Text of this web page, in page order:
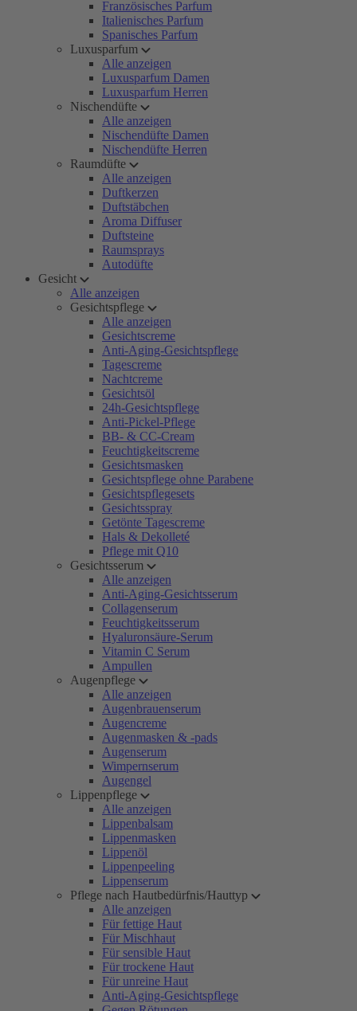
Französisches Parfum
Italienisches Parfum
Spanisches Parfum
Luxusparfum
Alle anzeigen
Luxusparfum Damen
Luxusparfum Herren
Nischendüfte
Alle anzeigen
Nischendüfte Damen
Nischendüfte Herren
Raumdüfte
Alle anzeigen
Duftkerzen
Duftstäbchen
Aroma Diffuser
Duftsteine
Raumsprays
Autodüfte
Gesicht
Alle anzeigen
Gesichtspflege
Alle anzeigen
Gesichtscreme
Anti-Aging-Gesichtspflege
Tagescreme
Nachtcreme
Gesichtsöl
24h-Gesichtspflege
Anti-Pickel-Pflege
BB- & CC-Cream
Feuchtigkeitscreme
Gesichtsmasken
Gesichtspflege ohne Parabene
Gesichtspflegesets
Gesichtsspray
Getönte Tagescreme
Hals & Dekolleté
Pflege mit Q10
Gesichtsserum
Alle anzeigen
Anti-Aging-Gesichtsserum
Collagenserum
Feuchtigkeitsserum
Hyaluronsäure-Serum
Vitamin C Serum
Ampullen
Augenpflege
Alle anzeigen
Augenbrauenserum
Augencreme
Augenmasken & -pads
Augenserum
Wimpernserum
Augengel
Lippenpflege
Alle anzeigen
Lippenbalsam
Lippenmasken
Lippenöl
Lippenpeeling
Lippenserum
Pflege nach Hautbedürfnis/Hauttyp
Alle anzeigen
Für fettige Haut
Für Mischhaut
Für sensible Haut
Für trockene Haut
Für unreine Haut
Anti-Aging-Gesichtspflege